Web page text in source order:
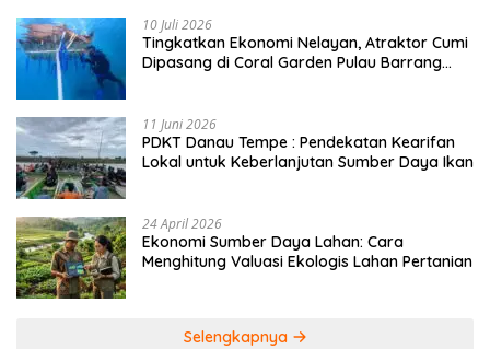
10 Juli 2026
Tingkatkan Ekonomi Nelayan, Atraktor Cumi
Dipasang di Coral Garden Pulau Barrang
11 Juni 2026
PDKT Danau Tempe : Pendekatan Kearifan
Lokal untuk Keberlanjutan Sumber Daya Ikan
24 April 2026
Ekonomi Sumber Daya Lahan: Cara
Menghitung Valuasi Ekologis Lahan Pertanian
Selengkapnya